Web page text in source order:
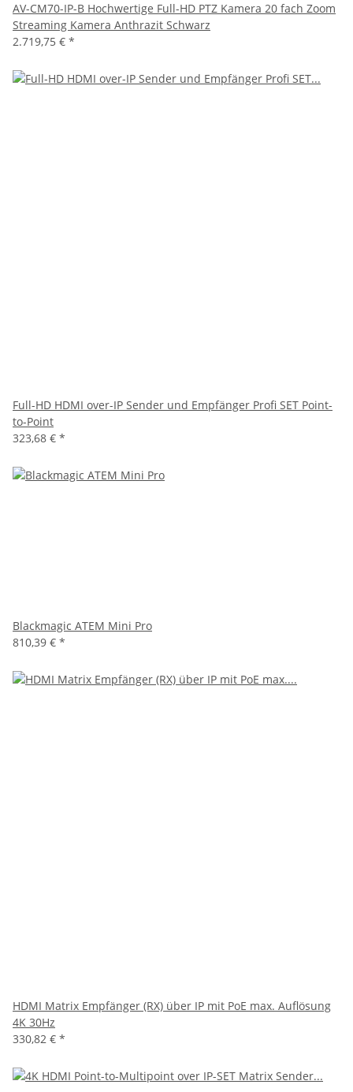
AV-CM70-IP-B Hochwertige Full-HD PTZ Kamera 20 fach Zoom
Streaming Kamera Anthrazit Schwarz
2.719,75 € *
Full-HD HDMI over-IP Sender und Empfänger Profi SET Point-
to-Point
323,68 € *
Blackmagic ATEM Mini Pro
810,39 € *
HDMI Matrix Empfänger (RX) über IP mit PoE max. Auflösung
4K 30Hz
330,82 € *